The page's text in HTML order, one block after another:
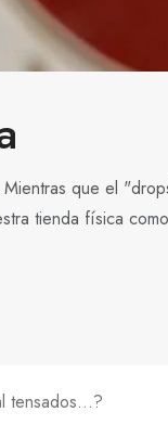
que el
tienda física
tensados...?